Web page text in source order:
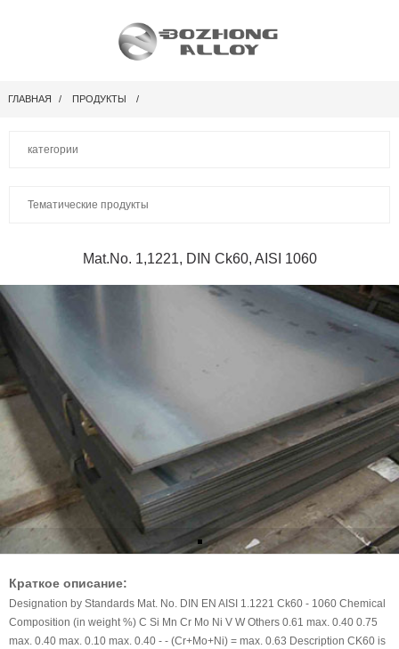
ГЛАВНАЯ ПРОДУКТЫ
категории
Тематические продукты
Mat.No. 1,1221, DIN Ck60, AISI 1060
Краткое описание:
Designation by Standards Mat. No. DIN EN AISI 1.1221 Ck60 - 1060 Chemical
Composition (in weight %) C Si Mn Cr Mo Ni V W Others 0.61 max. 0.40 0.75
max. 0.40 max. 0.10 max. 0.40 - - (Cr+Mo+Ni) = max. 0.63 Description CK60 is